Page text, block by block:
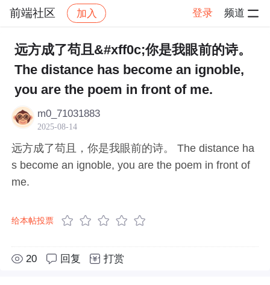
前端社区 加入 登录 频道
社区 前端社区 感慨 帖子详情
远方成了苟且&#xff0c;你是我眼前的诗。
The distance has become an ignoble,
you are the poem in front of me.
m0_71031883
2025-08-14
远方成了苟且，你是我眼前的诗。 The distance ha
s become an ignoble, you are the poem in front of
me.
给本帖投票
20 回复 打赏